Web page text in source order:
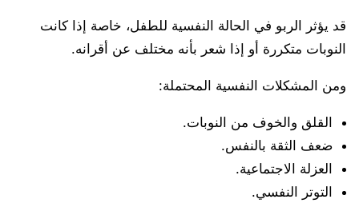
قد يؤثر الربو في الحالة النفسية للطفل، خاصة إذا كانت
النوبات متكررة أو إذا شعر بأنه مختلف عن أقرانه.
ومن المشكلات النفسية المحتملة:
القلق والخوف من النوبات.
ضعف الثقة بالنفس.
العزلة الاجتماعية.
التوتر النفسي.